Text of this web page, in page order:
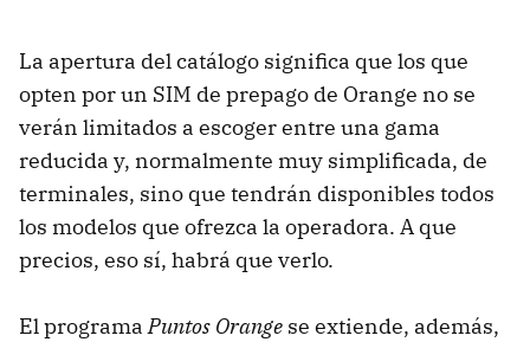
La apertura del catálogo significa que los que
opten por un SIM de prepago de Orange no se
verán limitados a escoger entre una gama
reducida y, normalmente muy simplificada, de
terminales, sino que tendrán disponibles todos
los modelos que ofrezca la operadora. A que
precios, eso sí, habrá que verlo.
El programaPuntos Orange se extiende, además,